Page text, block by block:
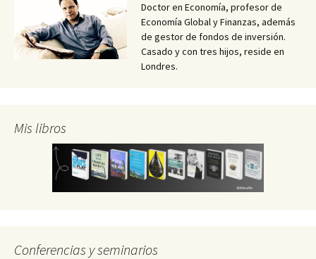
Doctor en Economía, profesor de
Economía Global y Finanzas, además
de gestor de fondos de inversión.
Casado y con tres hijos, reside en
Londres.
Mis libros
Conferencias y seminarios